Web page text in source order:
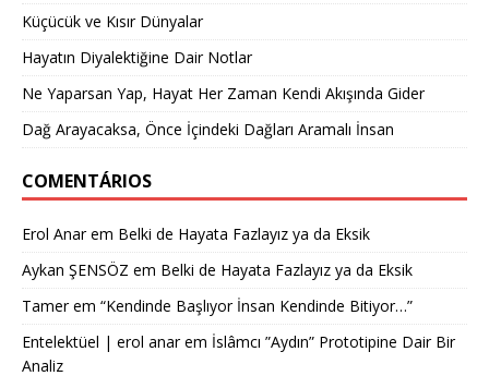
Küçücük ve Kısır Dünyalar
Hayatın Diyalektiğine Dair Notlar
Ne Yaparsan Yap, Hayat Her Zaman Kendi Akışında Gider
Dağ Arayacaksa, Önce İçindeki Dağları Aramalı İnsan
COMENTÁRIOS
Erol Anarem Belki de Hayata Fazlayız ya da Eksik
Aykan ŞENSÖZ em Belki de Hayata Fazlayız ya da Eksik
Tamerem “Kendinde Başlıyor İnsan Kendinde Bitiyor…”
Entelektüel | erol anarem İslâmcı ”Aydın” Prototipine Dair Bir
Analiz